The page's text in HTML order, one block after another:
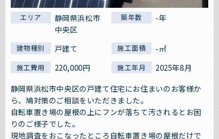
エリア
静岡県浜松市
中央区
築年数 -年
建物種別 戸建て 施工面積 -㎡
施工費用 220,000円 施工年月
2025年8月
静岡県浜松市中央区の戸建て住宅にお住まいのお客様か
ら、鳩対策のご相談をいただきました。
自転車置き場の屋根の上にフンが落ちて汚されるとお困
りのご様子でした。
現地調査をおこなったところ自転車置き場の屋根だけで